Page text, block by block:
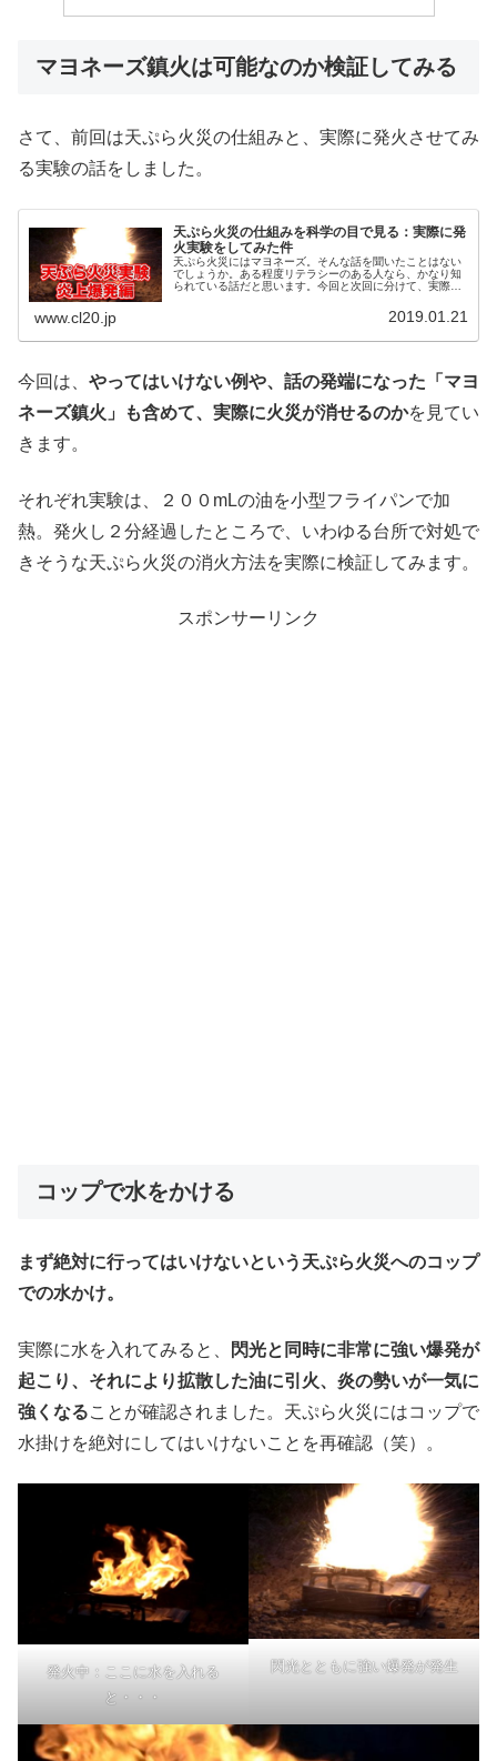
マヨネーズ鎮火は可能なのか検証してみる
さて、前回は天ぷら火災の仕組みと、実際に発火させてみ
る実験の話をしました。
天ぷら火災の仕組みを科学の目で見る：実際に発
火実験をしてみた件
天ぷら火災にはマヨネーズ。そんな話を聞いたことはない
でしょうか。ある程度リテラシーのある人なら、かなり知
られている話だと思います。今回と次回に分けて、実際に
www.cl20.jp 2019.01.21
今回は、 やってはいけない例や、話の発端になった「マヨ
ネーズ鎮火」も含めて、実際に火災が消せるのかを見てい
きます。
それぞれ実験は、２００mLの油を小型フライパンで加
熱。発火し２分経過したところで、いわゆる台所で対処で
きそうな天ぷら火災の消火方法を実際に検証してみます。
スポンサーリンク
コップで水をかける
まず絶対に行ってはいけないという天ぷら火災へのコップ
での水かけ。
実際に水を入れてみると、
閃光と同時に非常に強い爆発が
起こり、それにより拡散した油に引火、炎の勢いが一気に
強くなることが確認されました。天ぷら火災にはコップで
水掛けを絶対にしてはいけないことを再確認（笑）。
発火中：ここに水を入れる
と・・・
閃光とともに強い爆発が発生